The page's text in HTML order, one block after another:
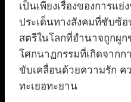
เป็นเพียงเรื่องของการแ
ประเด็นทางสังคมที่ซับซ้
สตรีในโลกที่อำนาจถูกผู
โศกนาฏกรรมที่เกิดจาก
ขับเคลื่อนด้วยความรัก ค
ทะเยอทะยาน